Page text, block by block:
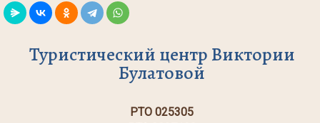
Туристический центр Виктории
Булатовой
РТО 025305